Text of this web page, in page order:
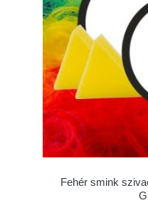
Fehér smink